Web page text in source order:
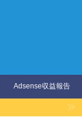
Adsense収益報告